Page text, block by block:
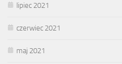
lipiec 2021
czerwiec 2021
maj 2021